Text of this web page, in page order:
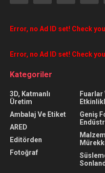
Error, no Ad ID set! Check
Error, no Ad ID set! Check
Kategoriler
3D, Katmanlı
Üretim
Ambalaj Ve Etiket
ARED
Editörden
Fotoğraf
Fuarlar
Geniş